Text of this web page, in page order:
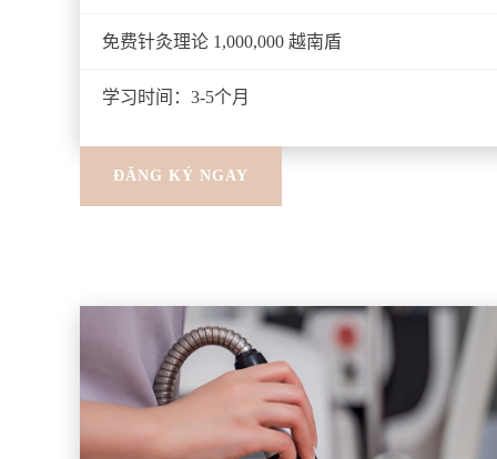
免费针灸理论 1,000,000 越南盾
学习时间：3-5个月
ĐĂNG KÝ NGAY